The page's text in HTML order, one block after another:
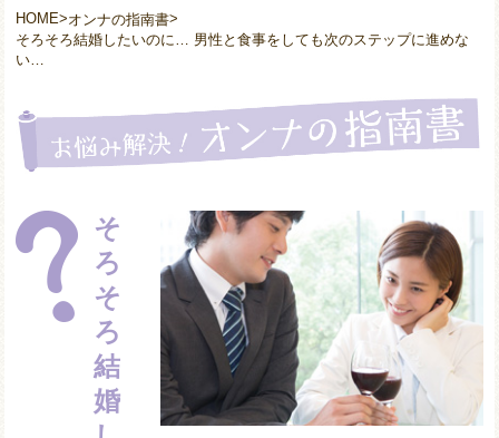
HOME>オンナの指南書>
そろそろ結婚したいのに… 男性と食事をしても次のステップに進めな
い…
そ
ろ
そ
ろ
結
婚